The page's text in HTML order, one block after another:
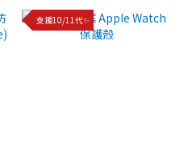
支援10/11代✨